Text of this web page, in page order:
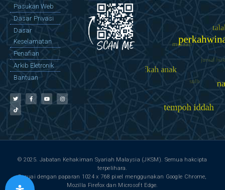
Pasukan Web
Dasar Privasi
Dasar
Keselamatan
Penafian
Arkib Eletronik
Bantuan
© 2025. Jabatan Kehakiman Syariah Malaysia (JKSM). Semua hakcipta
terpelihara.
Sesuai dengan paparan 1024 x 768 pixel menggunakan Google Chrome,
Mozilla Firefox dan Microsoft Edge.